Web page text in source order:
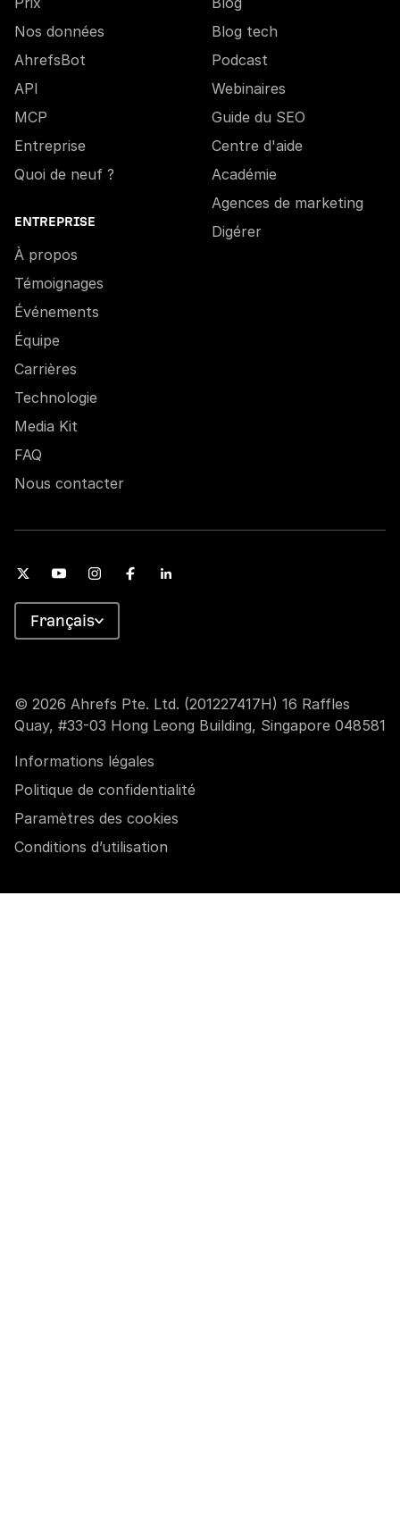
Nos données
AhrefsBot
API
MCP
Entreprise
Quoi de neuf ?
ENTREPRISE
À propos
Témoignages
Événements
Équipe
Carrières
Technologie
Media Kit
FAQ
Nous contacter
Blog tech
Podcast
Webinaires
Guide du SEO
Centre d'aide
Académie
Agences de marketing
Digérer
© 2026 Ahrefs Pte. Ltd. (201227417H) 16 Raffles
Quay, #33-03 Hong Leong Building, Singapore 048581
Informations légales
Politique de confidentialité
Paramètres des cookies
Conditions d’utilisation
Français